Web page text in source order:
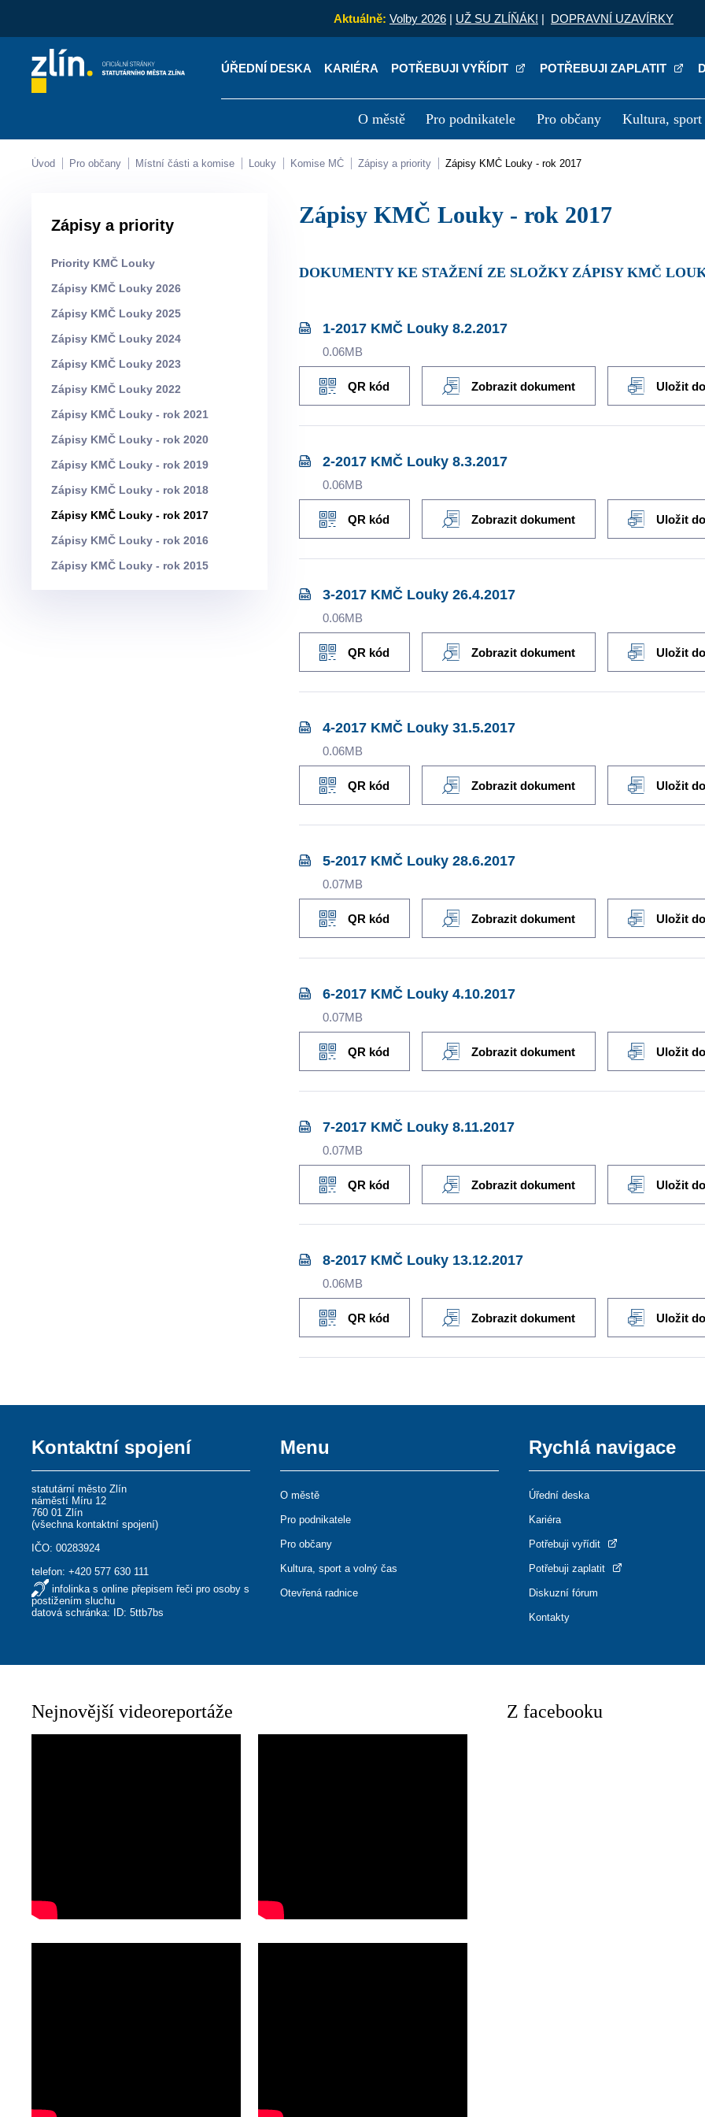
Aktuálně: Volby 2026 | UŽ SU ZLÍŇÁK! | DOPRAVNÍ UZAVÍRKY
ÚŘEDNÍ DESKA KARIÉRA POTŘEBUJI VYŘÍDIT POTŘEBUJI ZAPLATIT
O městě Pro podnikatele Pro občany Kultura, sport
Kontakty Úřední deska Kariéra
Úvod Pro občany Místní části a komise Louky Komise MČ Zápisy a priority Zápisy KMČ Louky - rok 2017
Zápisy a priority
Priority KMČ Louky
Zápisy KMČ Louky 2026
Zápisy KMČ Louky 2025
Zápisy KMČ Louky 2024
Zápisy KMČ Louky 2023
Zápisy KMČ Louky 2022
Zápisy KMČ Louky - rok 2021
Zápisy KMČ Louky - rok 2020
Zápisy KMČ Louky - rok 2019
Zápisy KMČ Louky - rok 2018
Zápisy KMČ Louky - rok 2017
Zápisy KMČ Louky - rok 2016
Zápisy KMČ Louky - rok 2015
Zápisy KMČ Louky - rok 2017
DOKUMENTY KE STAŽENÍ ZE SLOŽKY ZÁPISY KMČ
1-2017 KMČ Louky 8.2.2017
0.06MB
QR kód Zobrazit dokument Uložit
2-2017 KMČ Louky 8.3.2017
0.06MB
QR kód Zobrazit dokument Uložit
3-2017 KMČ Louky 26.4.2017
0.06MB
QR kód Zobrazit dokument Uložit
4-2017 KMČ Louky 31.5.2017
0.06MB
QR kód Zobrazit dokument Uložit
5-2017 KMČ Louky 28.6.2017
0.07MB
QR kód Zobrazit dokument Uložit
6-2017 KMČ Louky 4.10.2017
0.07MB
QR kód Zobrazit dokument Uložit
7-2017 KMČ Louky 8.11.2017
0.07MB
QR kód Zobrazit dokument Uložit
8-2017 KMČ Louky 13.12.2017
0.06MB
QR kód Zobrazit dokument Uložit
Kontaktní spojení
statutární město Zlín
náměstí Míru 12
760 01 Zlín
(všechna kontaktní spojení)
IČO: 00283924
telefon:+420 577 630 111
infolinka s online přepisem řeči pro osoby s
postižením sluchu
datová schránka: ID: 5ttb7bs
Menu
O městě
Pro podnikatele
Pro občany
Kultura, sport a volný čas
Otevřená radnice
Rychlá navigace
Úřední deska
Kariéra
Potřebuji vyřídit
Potřebuji zaplatit
Diskuzní fórum
Kontakty
Nejnovější videoreportáže Z facebooku